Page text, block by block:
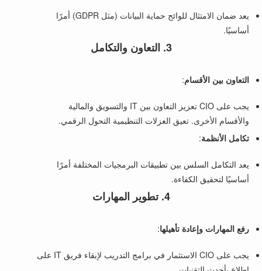
يعد ضمان الامتثال للوائح حماية البيانات (مثل GDPR) أمرًا
أساسيًا.
3. التعاون والتكامل
التعاون بين الأقسام:
يجب على CIO تعزيز التعاون بين IT والتسويق والمالية
والأقسام الأخرى. تعيق العزلات التنظيمية التحول الرقمي.
تكامل الأنظمة:
يعد التكامل السلس بين تطبيقات البرمجيات المختلفة أمرًا
أساسيًا لتحقيق الكفاءة.
4. تطوير المهارات
رفع المهارات وإعادة تأهيلها:
يجب على CIO الاستثمار في برامج التدريب لإبقاء فريق IT على